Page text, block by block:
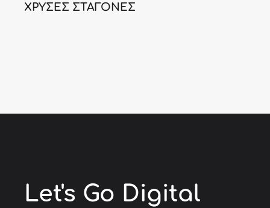
ΧΡΥΣΕΣ ΣΤΑΓΟΝΕΣ
Let's Go Digital